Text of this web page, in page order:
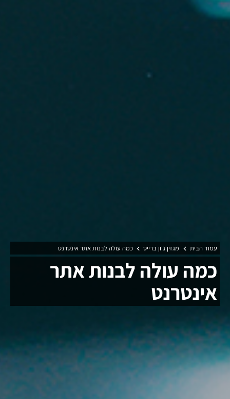
עמוד הבית מגזין ג'ון ברייס כמה עולה לבנות אתר אינטרנט
כמה עולה לבנות אתר
אינטרנט